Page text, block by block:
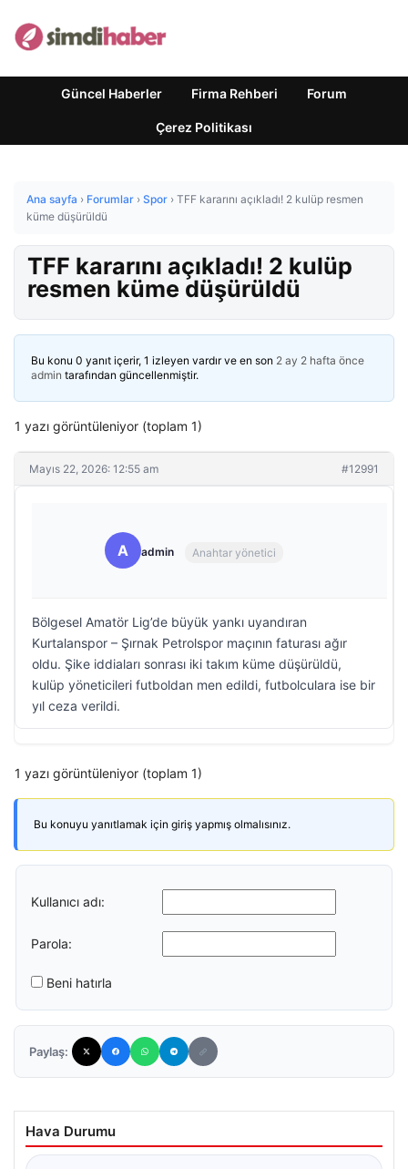
Güncel Haberler Firma Rehberi Forum
Çerez Politikası
Ana sayfa › Forumlar › Spor › TFF kararını açıkladı! 2 kulüp resmen
küme düşürüldü
TFF kararını açıkladı! 2 kulüp
resmen küme düşürüldü
Bu konu 0 yanıt içerir, 1 izleyen vardır ve en son 2 ay 2 hafta önce
admin tarafından güncellenmiştir.
1 yazı görüntüleniyor (toplam 1)
Mayıs 22, 2026: 12:55 am #12991
A admin Anahtar yönetici
Bölgesel Amatör Lig’de büyük yankı uyandıran
Kurtalanspor – Şırnak Petrolspor maçının faturası ağır
oldu. Şike iddiaları sonrası iki takım küme düşürüldü,
kulüp yöneticileri futboldan men edildi, futbolculara ise bir
yıl ceza verildi.
1 yazı görüntüleniyor (toplam 1)
Bu konuyu yanıtlamak için giriş yapmış olmalısınız.
Kullanıcı adı:
Parola:
Beni hatırla
Paylaş:
Hava Durumu